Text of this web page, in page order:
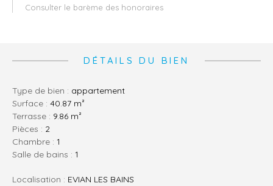
Consulter le barème des honoraires
DÉTAILS DU BIEN
Type de bien : appartement
Surface : 40.87 m²
Terrasse : 9.86 m²
pièces : 2
chambre : 1
salle de bains : 1
Localisation : EVIAN LES BAINS